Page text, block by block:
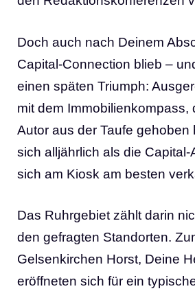
Doch auch nach Deinem
Capital-Connection blieb –
einen späten Triumph:
mit dem Immobilienkompass,
Autor aus der Taufe gehoben
sich alljährlich als die Capital-
sich am Kiosk am besten
Das Ruhrgebiet zählt darin
den gefragten Standorten.
Gelsenkirchen Horst, Deine
eröffneten sich für ein